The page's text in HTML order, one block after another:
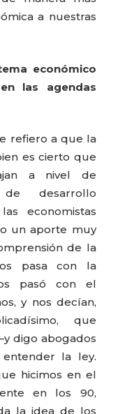
a nuestras
económico
las agendas
refiero a que la
es cierto que
a nivel de
de desarrollo
economistas
un aporte muy
de la
pasa con la
pasó con el
y nos decían,
que
digo abogados
la ley.
hicimos en el
en los 90,
la idea de los